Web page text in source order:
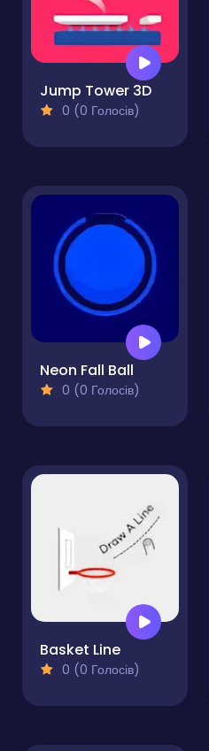
Jump Tower 3D
0 (0 Голосів)
Neon Fall Ball
0 (0 Голосів)
Basket Line
0 (0 Голосів)